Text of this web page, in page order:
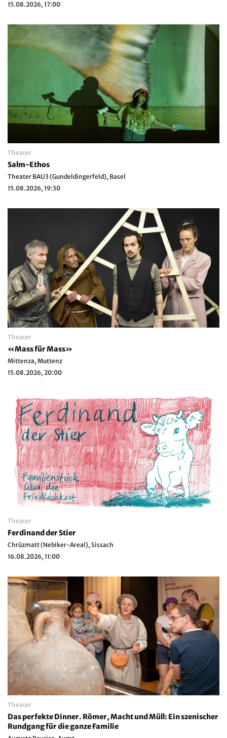
15.08.2026, 17:00
Theater
Salm-Ethos
Theater BAU3 (Gundeldingerfeld), Basel
15.08.2026, 19:30
Theater
«Mass für Mass»
Mittenza, Muttenz
15.08.2026, 20:00
Theater
Ferdinand der Stier
Chrüzmatt (Nebiker-Areal), Sissach
16.08.2026, 11:00
Theater
Das perfekte Dinner. Römer, Macht und Müll: Ein szenischer
Rundgang für die ganze Familie